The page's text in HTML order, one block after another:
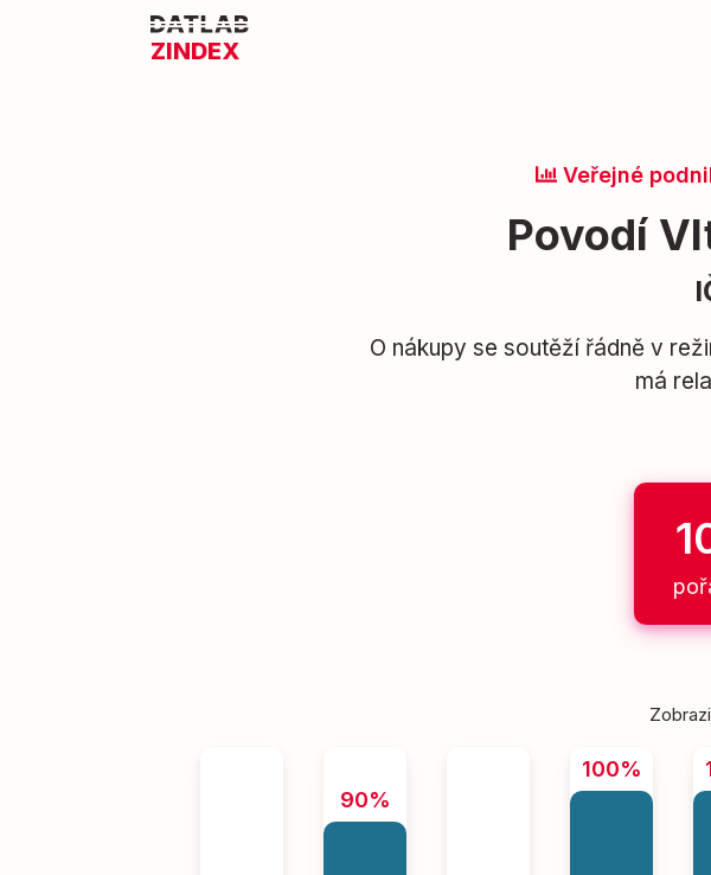
ZINDEX
Veřejné
Povodí
O nákupy se soutěží řádně v
má
90%
100%